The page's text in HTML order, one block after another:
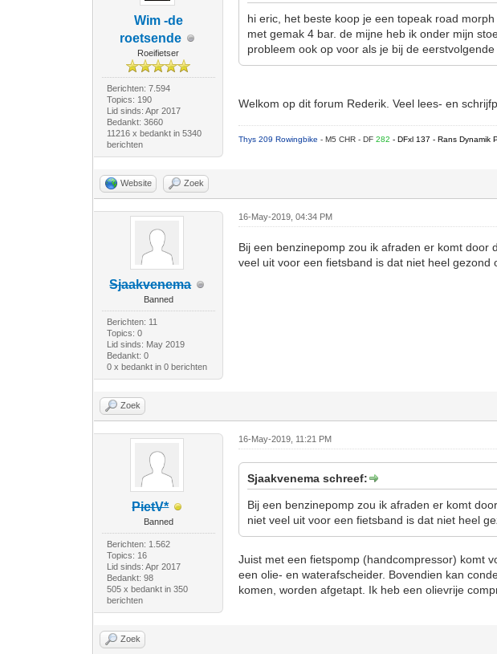
Wim -de
roetsende
Roeifietser
Berichten: 7.594
Topics: 190
Lid sinds: Apr 2017
Bedankt: 3660
11216 x bedankt in 5340
berichten
hi eric, het beste koop je een topeak road
met gemak 4 bar. de mijne heb ik onder mijn
probleem ook op voor als je bij de
Welkom op dit forum Rederik. Veel lees- en
Thys 209 Rowingbike- M5 CHR - DF282- DFxl 137 - Rans Dynamik
Website Zoek
Sjaakvenema
Banned
Berichten: 11
Topics: 0
Lid sinds: May 2019
Bedankt: 0
0 x bedankt in 0 berichten
16-May-2019, 04:34 PM
Bij een benzinepomp zou ik afraden er komt
veel uit voor een fietsband is dat niet heel gezond
Zoek
PietV*
Banned
Berichten: 1.562
Topics: 16
Lid sinds: Apr 2017
Bedankt: 98
505 x bedankt in 350
berichten
16-May-2019, 11:21 PM
Sjaakvenema schreef:
Bij een benzinepomp zou ik afraden er komt
niet veel uit voor een fietsband is dat niet heel
Juist met een fietspomp (handcompressor) komt
een olie- en waterafscheider. Bovendien kan
komen, worden afgetapt. Ik heb een olievrije
Zoek